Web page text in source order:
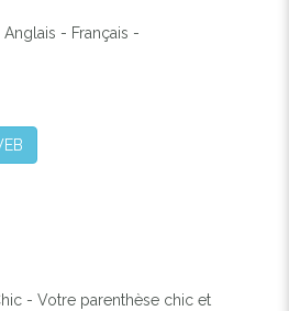
Anglais - Français -
- Votre parenthèse chic et